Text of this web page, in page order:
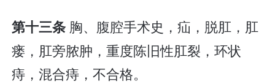
第十三条 胸、腹腔手术史，疝，脱肛，肛
瘘，肛旁脓肿，重度陈旧性肛裂，环状
痔，混合痔，不合格。